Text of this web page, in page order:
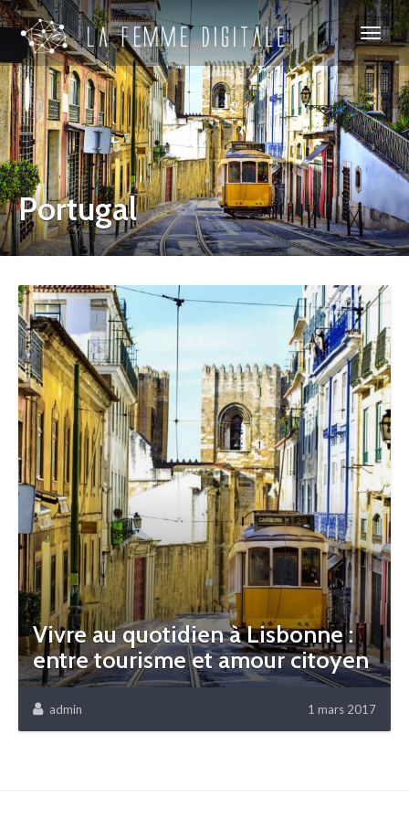
Portugal
Vivre au quotidien à Lisbonne :
entre tourisme et amour citoyen
admin 1 mars 2017